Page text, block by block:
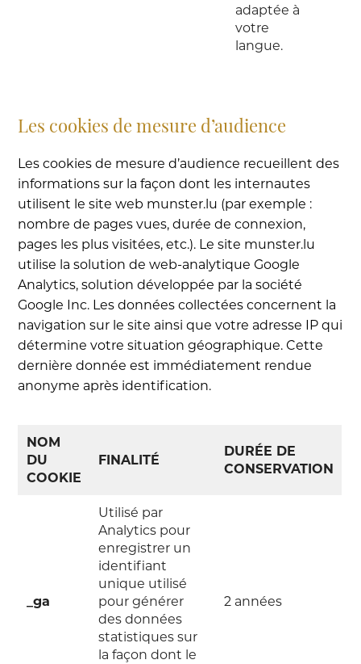
adaptée à
votre
langue.
Les cookies de mesure d’audience
Les cookies de mesure d’audience recueillent des
informations sur la façon dont les internautes
utilisent le site web munster.lu (par exemple :
nombre de pages vues, durée de connexion,
pages les plus visitées, etc.). Le site munster.lu
utilise la solution de web-analytique Google
Analytics, solution développée par la société
Google Inc. Les données collectées concernent la
navigation sur le site ainsi que votre adresse IP qui
détermine votre situation géographique. Cette
dernière donnée est immédiatement rendue
anonyme après identification.
NOM
DU
COOKIE
FINALITÉ
DURÉE DE
CONSERVATION
_ga
Utilisé par
Analytics pour
enregistrer un
identifiant
unique utilisé
pour générer
des données
statistiques sur
la façon dont le
2 années